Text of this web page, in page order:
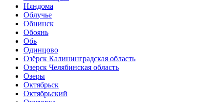
Няндома
Облучье
Обнинск
Обоянь
Обь
Одинцово
Озёрск Калининградская область
Озерск Челябинская область
Озеры
Октябрьск
Октябрьский